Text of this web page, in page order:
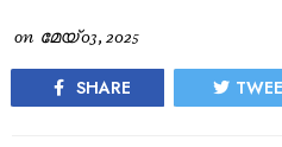
on മേയ് 03, 2025
SHARE